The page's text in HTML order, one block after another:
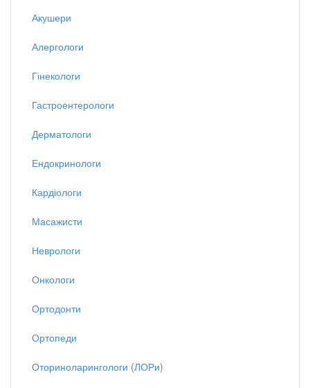
Акушери
Алергологи
Гінекологи
Гастроентерологи
Дерматологи
Ендокринологи
Кардіологи
Масажисти
Неврологи
Онкологи
Ортодонти
Ортопеди
Оториноларингологи (ЛОРи)